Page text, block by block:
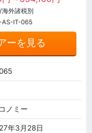
外諸税別
AS-IT-065
ーを見る
ノミー
年3月28日